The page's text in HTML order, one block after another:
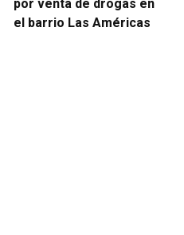
por venta de drogas en
el barrio Las Américas